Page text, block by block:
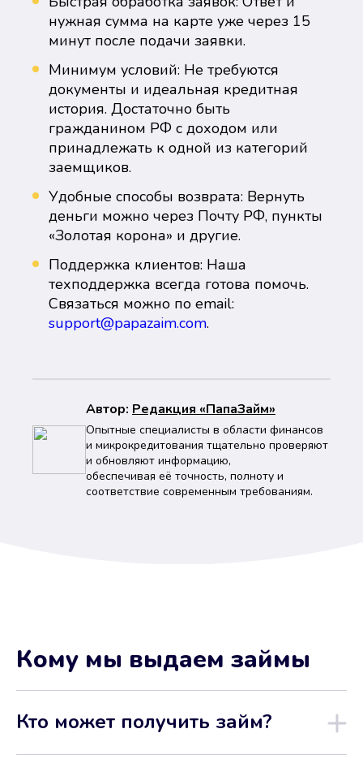
нужная сумма на карте уже через 15
минут после подачи заявки.
Минимум условий: Не требуются
документы и идеальная кредитная
история. Достаточно быть
гражданином РФ с доходом или
принадлежать к одной из категорий
заемщиков.
Удобные способы возврата: Вернуть
деньги можно через Почту РФ, пункты
«Золотая корона» и другие.
Поддержка клиентов: Наша
техподдержка всегда готова помочь.
Связаться можно по email:
support@papazaim.com.
Автор: Peдaкция «ПапаЗайм»
Опытные специалисты в области финансов
и микрокредитования тщательно проверяют
и обновляют информацию,
обеспечивая её точность, полноту и
соответствие современным требованиям.
Кому мы выдаем займы
Кто может получить займ?